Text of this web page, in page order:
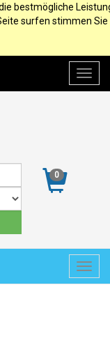
bestmögliche
surfen stimmen
0